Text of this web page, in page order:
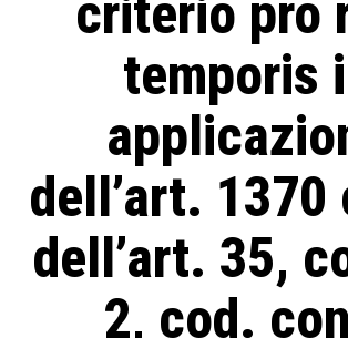
criterio pro
temporis
dell’art. 1370
dell’art. 35,
2, cod.